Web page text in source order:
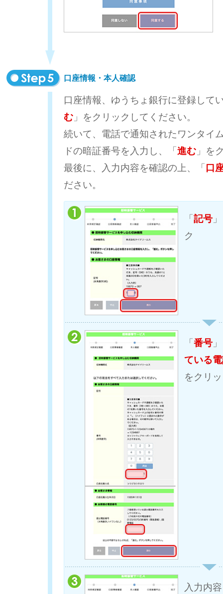
口座情報・本人確認
口座情報、ゆうちょ銀行に登録して
む 」をクリックしてください。
続いて、電話で通知されたワンタイ
ドの暗証番号を入力し、「 進む 」を
最後に、入力内容を確認の上、「 口
ださい。
「 記号
ク
「 番号
ている
をクリ
入力内